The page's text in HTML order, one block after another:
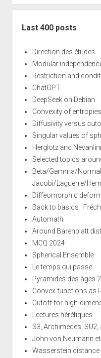
Last 400 posts
Direction des études
Modular
Restriction and
ChatGPT
DeepSeek on Debian
Convexity of
Diffusivity versus
Singular values of
Herglotz and
Selected topics
Beta/Gamma/
Jacobi/Laguerre/
Diffeomorphic
Back to basics :
Automath
Around Barenblatt
MCQ 2024
Spherical Ensemble
Le temps qui passe
Pyramides des âges
Convex functions as
Cutoff for high-
Lectures hérétiques
S3, Archimedes,
John von Neumann et
Wasserstein